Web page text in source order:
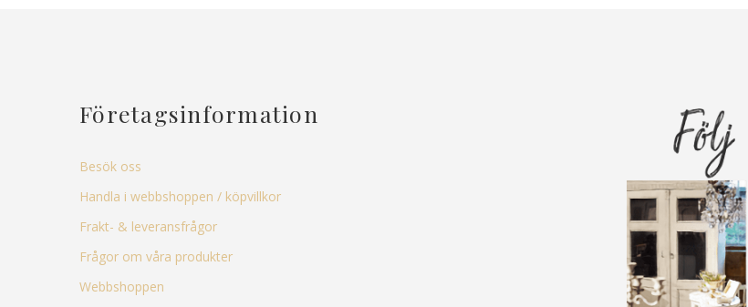
Företagsinformation
Besök oss
Handla i webbshoppen / köpvillkor
Frakt- & leveransfrågor
Frågor om våra produkter
Webbshoppen